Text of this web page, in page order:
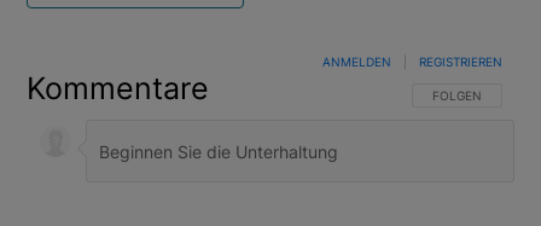
Kommentare FOLGE DIESER
FOLGEN
ANMELDEN REGISTRIEREN